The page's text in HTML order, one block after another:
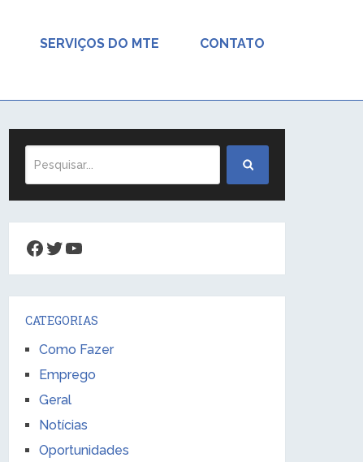
SERVIÇOS DO MTE CONTATO
Facebook
Twitter
Youtube
CATEGORIAS
Como Fazer
Emprego
Geral
Notícias
Oportunidades